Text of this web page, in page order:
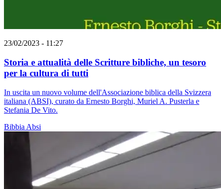
23/02/2023 - 11:27
Storia e attualità delle Scritture bibliche, un tesoro
per la cultura di tutti
In uscita un nuovo volume dell'Associazione biblica della Svizzera
italiana (ABSI), curato da Ernesto Borghi, Muriel A. Pusterla e
Stefania De Vito.
Bibbia Absi